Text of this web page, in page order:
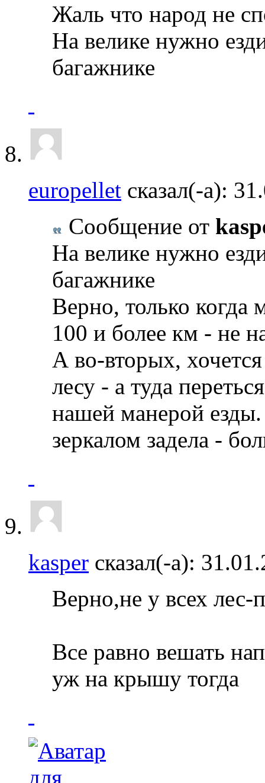
Жаль что народ не
На велике нужно
багажнике
europellet сказал(-а):
Сообщение от
На велике нужно
багажнике
Верно, только когда
100 и более км - не
А во-вторых,
лесу - а туда
нашей манерой езды.
зеркалом задела -
kasper сказал(-а):
Верно,не у всех лес-
Все равно вешать
уж на крышу тогда